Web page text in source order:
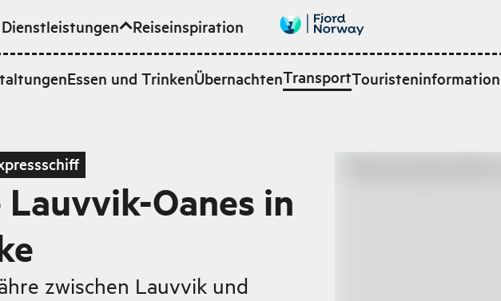
Essen und TrinkenÜbernachtenTransportTouristeninformation
Reiseinspiration
Lauvvik-Oanes in
zwischen Lauvvik und